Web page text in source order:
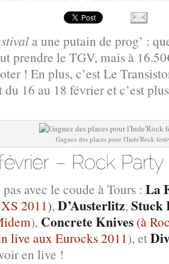
a une putain de prog’ :
prendre le TGV, mais à
! En plus, c’est Le
du 16 au 18 février et c’est
Gagnez des places pour l'Inde'Rock
avec le coude à Tours : La
2011), D’Austerlitz, Stuck
), Concrete Knives (à
live aux Eurocks 2011), et
en live !